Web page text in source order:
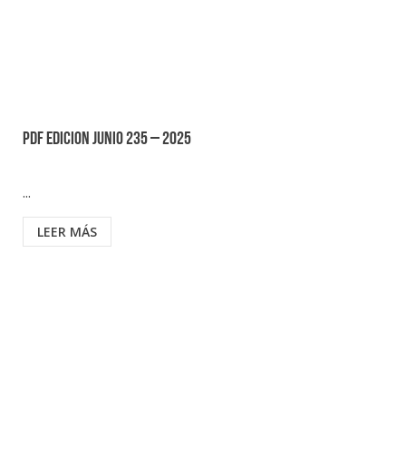
PDF EDICION JUNIO 235 – 2025
...
LEER MÁS